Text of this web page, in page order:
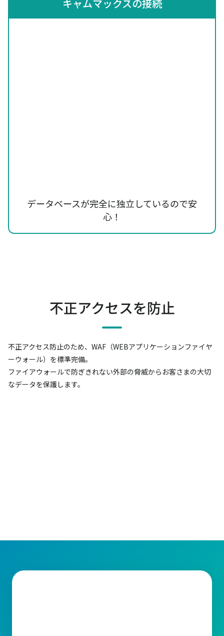
キャムマックスの接続
データベースが完全に独立しているので安
心！
不正アクセスを防止
不正アクセス防止のため、WAF（WEBアプリケーションファイヤ
ーウォール）を標準完備。
ファイアウォールで防ぎきれない外部の脅威からお客さまの大切
なデータを保護します。